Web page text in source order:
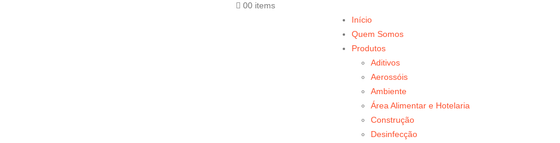
00 items
Início
Quem Somos
Produtos
Aditivos
Aerossóis
Ambiente
Área Alimentar e Hotelaria
Construção
Desinfecção